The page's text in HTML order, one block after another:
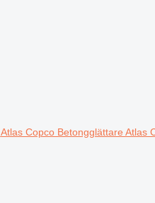
Atlas Copco Betongglättare Atlas